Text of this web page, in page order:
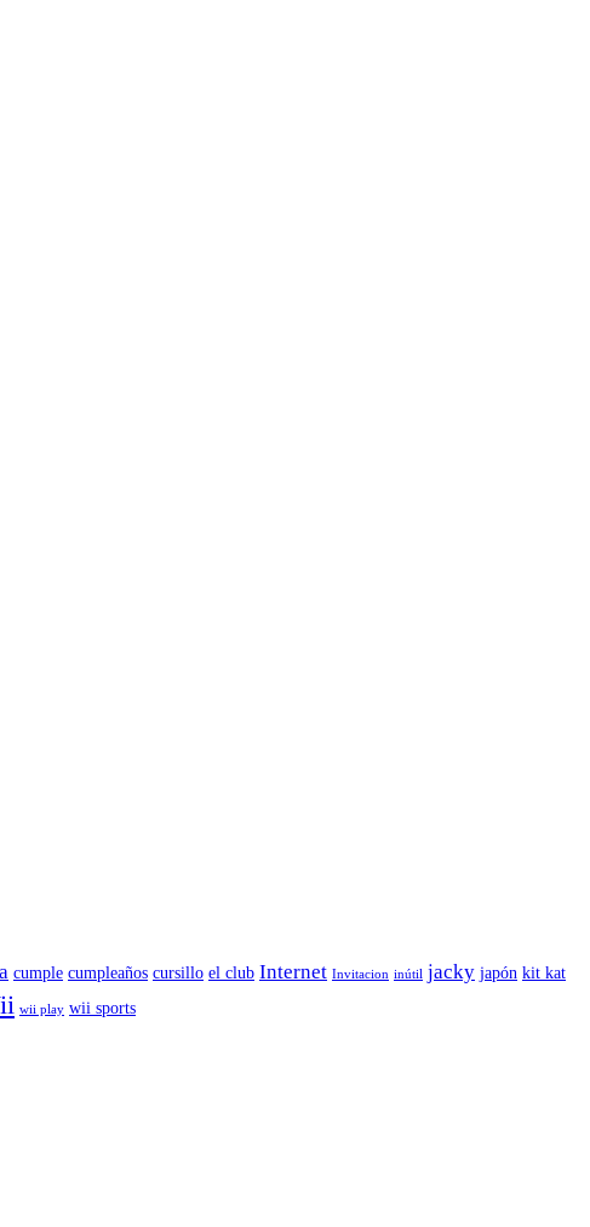
cumple cumpleaños cursillo el club Internet Invitacion inútil jacky japón kit kat
wii play wii sports